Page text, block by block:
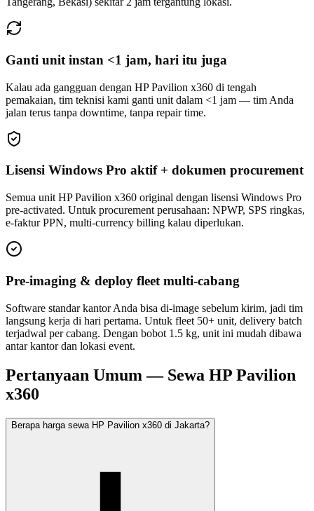
Ganti unit instan <1 jam, hari itu juga
Kalau ada gangguan dengan HP Pavilion x360 di tengah
pemakaian, tim teknisi kami ganti unit dalam <1 jam — tim Anda
jalan terus tanpa downtime, tanpa repair time.
Lisensi Windows Pro aktif + dokumen procurement
Semua unit HP Pavilion x360 original dengan lisensi Windows Pro
pre-activated. Untuk procurement perusahaan: NPWP, SPS ringkas,
e-faktur PPN, multi-currency billing kalau diperlukan.
Pre-imaging & deploy fleet multi-cabang
Software standar kantor Anda bisa di-image sebelum kirim, jadi tim
langsung kerja di hari pertama. Untuk fleet 50+ unit, delivery batch
terjadwal per cabang. Dengan bobot 1.5 kg, unit ini mudah dibawa
antar kantor dan lokasi event.
Pertanyaan Umum — Sewa HP Pavilion
x360
Berapa harga sewa HP Pavilion x360 di Jakarta?